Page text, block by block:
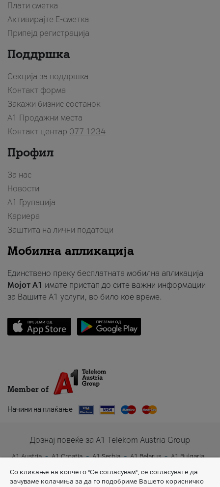
Плати сметка
Активирајте Е-сметка
Припејд регистрација
Поддршка
Секција за поддршка
Контакт форма
Закажи бизнис состанок
A1 Продажни места
Контакт центар 077 1234
Профил
За нас
Новости
А1 Групација
Кариера
Заштита на лични податоци
Мобилна апликација
Единствено преку бесплатната мобилна апликација
Мојот A1 имате пристап до сите важни информации
за Вашите A1 услуги, во било кое време.
Member of
Начини на плаќање
Дознај повеќе за A1 Telekom Austria Group
A1 Austria A1 Croatia A1 Serbia A1 Belarus
A1 Bulgaria
A1 Slovenia
A1 Digital
Со кликање на копчето "Се согласувам", се согласувате да
зачуваме колачиња за да го подобриме Вашето корисничко